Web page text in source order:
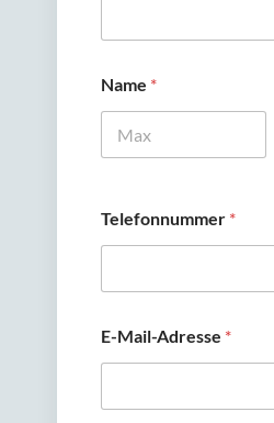
Name *
Telefonnummer *
E-Mail-Adresse *